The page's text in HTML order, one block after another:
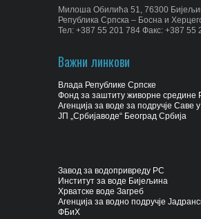
Милоша Обилића 51, 76300
Република Српска – Босна и
Тел: +387 55 201 784 Факс: +387 55
Важни линкови
Влада Републике Српске
Фонд за заштиту живорне средине
Агенција за воде за подручје Саве
ЈП „Србијаводе“ Београд Србија
Завод за водопривреду РС
Институт за воде Бијељина
Хрватске воде Загреб
Агенција за водно подручје
ФБиХ